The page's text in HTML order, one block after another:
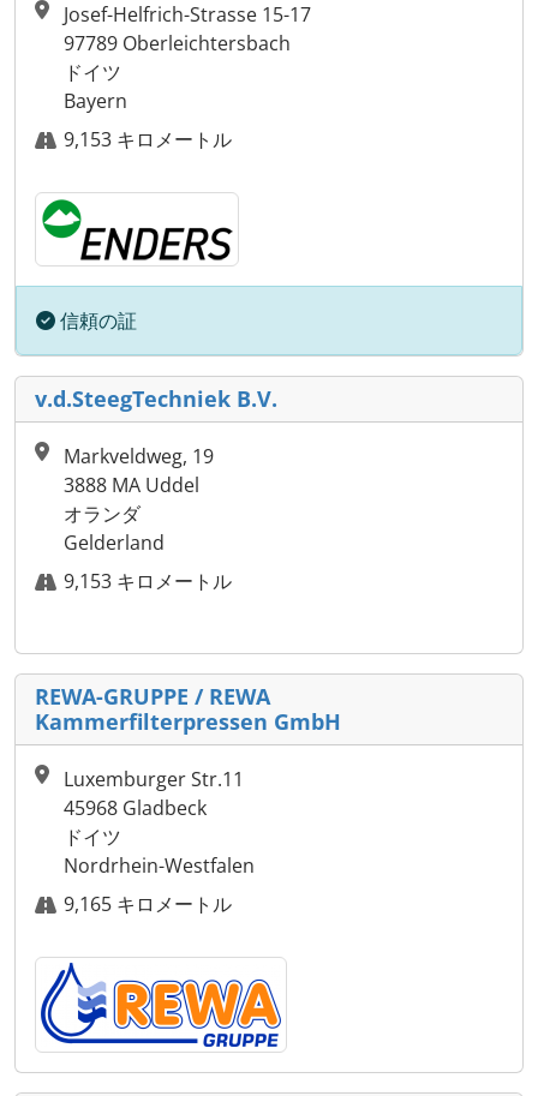
Josef-Helfrich-Strasse 15-17
97789 Oberleichtersbach
ドイツ
Bayern
9,153 キロメートル
信頼の証
v.d.SteegTechniek B.V.
Markveldweg, 19
3888 MA Uddel
オランダ
Gelderland
9,153 キロメートル
REWA-GRUPPE / REWA
Kammerfilterpressen GmbH
Luxemburger Str.11
45968 Gladbeck
ドイツ
Nordrhein-Westfalen
9,165 キロメートル